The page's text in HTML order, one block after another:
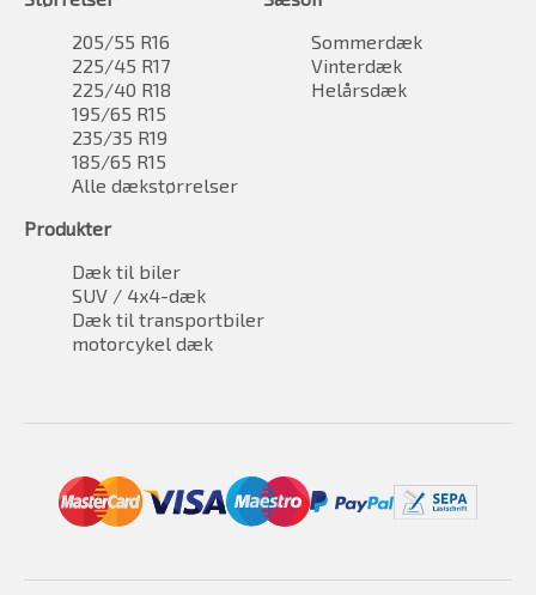
205/55 R16
225/45 R17
225/40 R18
195/65 R15
235/35 R19
185/65 R15
Alle dækstørrelser
Sommerdæk
Vinterdæk
Helårsdæk
Produkter
Dæk til biler
SUV / 4x4-dæk
Dæk til transportbiler
motorcykel dæk